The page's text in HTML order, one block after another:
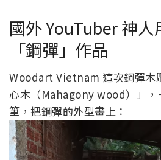
國外 YouTuber 神
「鋼彈」作品
Woodart Vietnam 這次鋼彈木
心木（Mahagony wood）」，
筆，把鋼彈的外型畫上：